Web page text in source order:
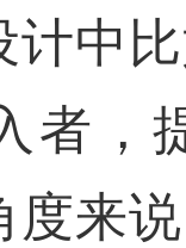
计中
者，
度来